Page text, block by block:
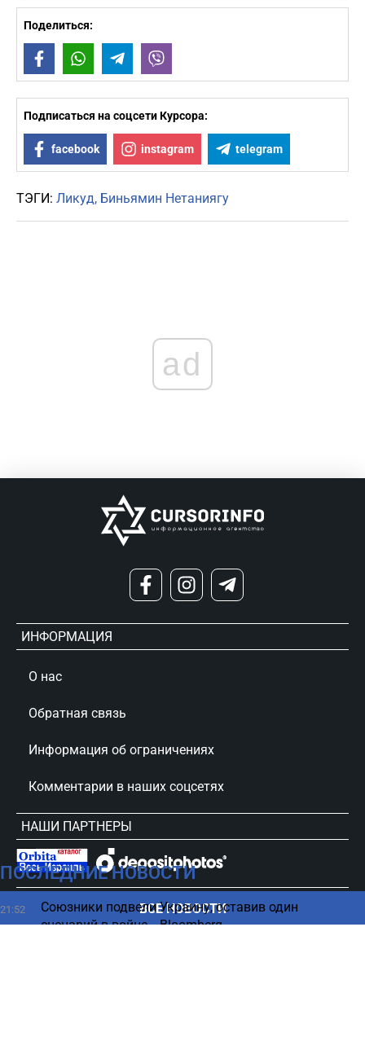
Поделиться:
FacebookWhatsAppTelegram
Подписаться на соцсети Курсора:
facebook instagram telegram
ТЭГИ: Ликуд Биньямин Нетаниягу
ПОСЛЕДНИЕ НОВОСТИ
21:52
Союзники подвели Украину, оставив один
сценарий в войне, - Bloomberg
ВСЕ НОВОСТИ
ad
ИНФОРМАЦИЯ
О нас
Обратная связь
Информация об ограничениях
Комментарии в наших соцсетях
НАШИ ПАРТНЕРЫ
сursorinfo.co.il © Все права защищены